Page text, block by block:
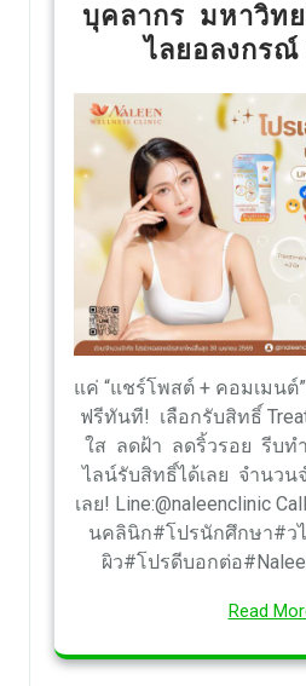
บุคลากร มหาวิท
ไลยอลงกรณ์
แค่ “แชร์โพสต์ + คอมเมน
ฟรีทันที! เลือกรับสิทธิ์
ใส ลดฝ้า ลดริ้วรอย รีบท
ไลน์รับสิทธิ์ได้เลย จำนว
เลย! Line:@naleenclinic
นคลินิก#โปรนักศึกษา#ว
ผิว#โปรดีบอกต่อ
Read